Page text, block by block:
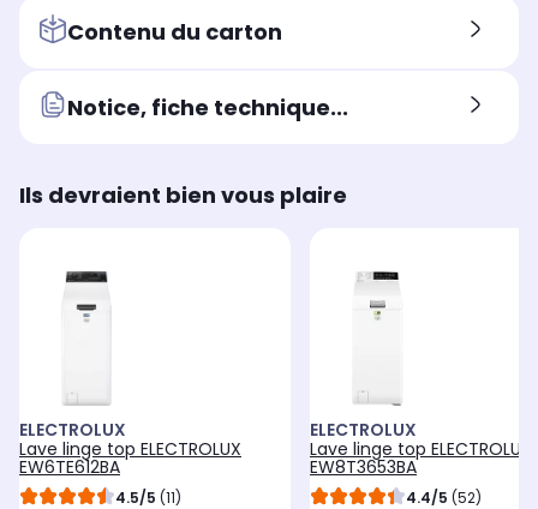
Contenu du carton
Notice, fiche technique...
Ils devraient bien vous plaire
ELECTROLUX
Lave linge top ELECTROLUX
EW6TE612BA
4.5/5 (11)
ELECTROLUX
Lave linge top ELECTROLUX
EW8T3653BA
4.4/5 (52)